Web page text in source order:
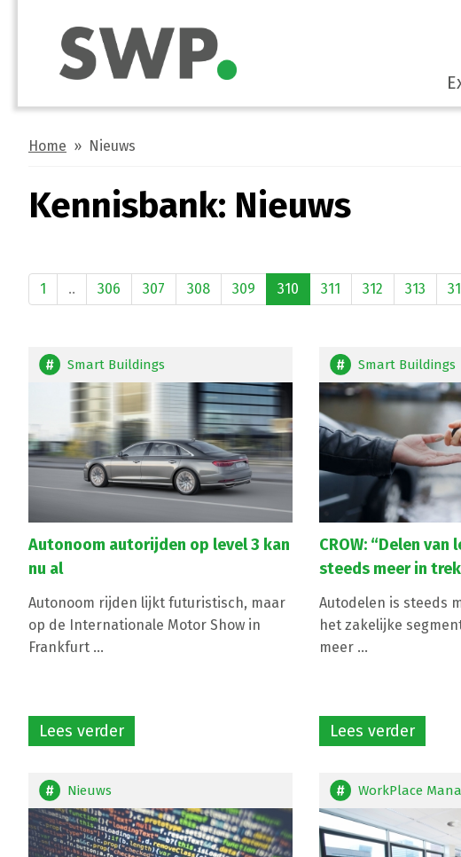
Home » Nieuws
Kennisbank: Nieuws
1 .. 306 307 308 309 310 311 312 313
Smart Buildings
Autonoom autorijden op level 3 kan
nu al
Autonoom rijden lijkt futuristisch, maar
op de Internationale Motor Show in
Frankfurt ...
Lees verder
Smart Buildings
CROW: “Delen van
steeds meer in
Autodelen is steeds
het zakelijke
meer ...
Lees verder
Nieuws WorkPlace